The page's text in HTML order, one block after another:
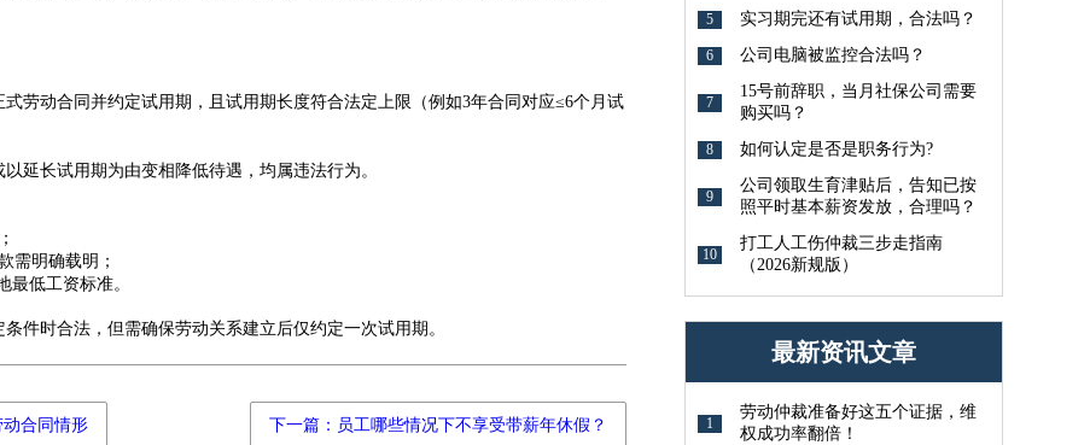
劳动合同并约定试用期，且试用期长度符合法定上限（例如3年合同对应≤6个月试
延长试用期为由变相降低待遇，均属违法行为‌。
需明确载明；
最低工资标准‌。
件时合法，但需确保劳动关系建立后仅约定一次试用期‌。
合同情形 下一篇：员工哪些情况下不享受带薪年休假？
5 实习期完还有试用期，合法吗？
6 公司电脑被监控合法吗？
7
15号前辞职，当月社保公司需要
购买吗？
8 如何认定是否是职务行为?
9
公司领取生育津贴后，告知已按
照平时基本薪资发放，合理吗？
10
打工人工伤仲裁三步走指南
（2026新规版）
最新资讯文章
1
劳动仲裁准备好这五个证据，维
权成功率翻倍！